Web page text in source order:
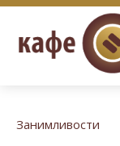
Занимливости